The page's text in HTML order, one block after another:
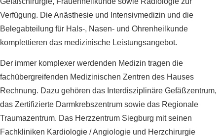
Verfügung. Die Anästhesie und Intensivmedizin und die
Belegabteilung für Hals-, Nasen- und Ohrenheilkunde
komplettieren das medizinische Leistungsangebot.
Der immer komplexer werdenden Medizin tragen die
fachübergreifenden Medizinischen Zentren des Hauses
Rechnung. Dazu gehören das Interdisziplinäre Gefäßzentrum,
das Zertifizierte Darmkrebszentrum sowie das Regionale
Traumazentrum. Das Herzzentrum Siegburg mit seinen
Fachkliniken Kardiologie / Angiologie und Herzchirurgie